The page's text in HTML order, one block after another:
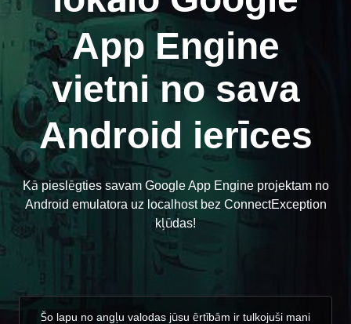
App Engine
vietni no sava
Android ierīces
Kā pieslēgties savam Google App Engine projektam no
Android emulatora uz localhost bez ConnectException
kļūdas!
Šo lapu no angļu valodas jūsu ērtībām ir tulkojuši mani